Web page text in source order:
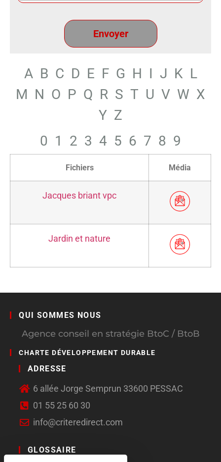
A B C D E F G H I J K L
M N O P Q R S T U V W X
Y Z
0 1 2 3 4 5 6 7 8 9
Fichiers Média
Jacques briant vpc
Jardin et nature
QUI SOMMES NOUS
Agence conseil en stratégie BtoC / BtoB
CHARTE DÉVELOPPEMENT DURABLE
ADRESSE
6 allée Jorge Semprun 33600 PESSAC
01 55 25 60 30
info@criteredirect.com
GLOSSAIRE